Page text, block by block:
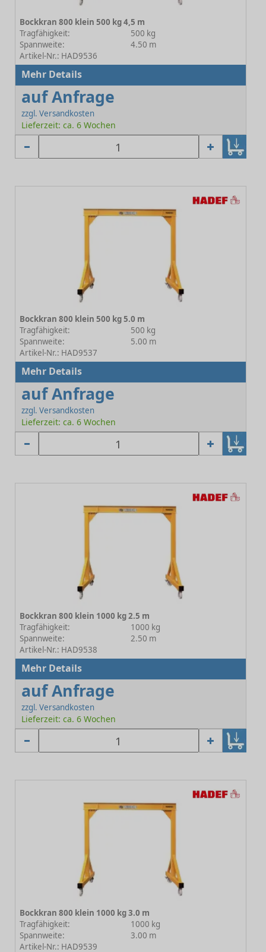
Bockkran 800 klein 500 kg 4,5 m
Tragfähigkeit:
500 kg
Spannweite:
4.50 m
Artikel-Nr.: HAD9536
Mehr Details
auf Anfrage
zzgl. Versandkosten
Lieferzeit: ca. 6 Wochen
Bockkran 800 klein 500 kg 5.0 m
Tragfähigkeit:
500 kg
Spannweite:
5.00 m
Artikel-Nr.: HAD9537
Mehr Details
auf Anfrage
zzgl. Versandkosten
Lieferzeit: ca. 6 Wochen
Bockkran 800 klein 1000 kg 2.5 m
Tragfähigkeit:
1000 kg
Spannweite:
2.50 m
Artikel-Nr.: HAD9538
Mehr Details
auf Anfrage
zzgl. Versandkosten
Lieferzeit: ca. 6 Wochen
Bockkran 800 klein 1000 kg 3.0 m
Tragfähigkeit:
1000 kg
Spannweite:
3.00 m
Artikel-Nr.: HAD9539